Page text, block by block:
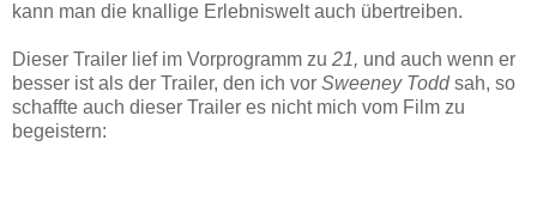
kann man die knallige Erlebniswelt auch übertreiben.
Dieser Trailer lief im Vorprogramm zu 21, und auch wenn er
besser ist als der Trailer, den ich vor Sweeney Toddsah, so
schaffte auch dieser Trailer es nicht mich vom Film zu
begeistern: